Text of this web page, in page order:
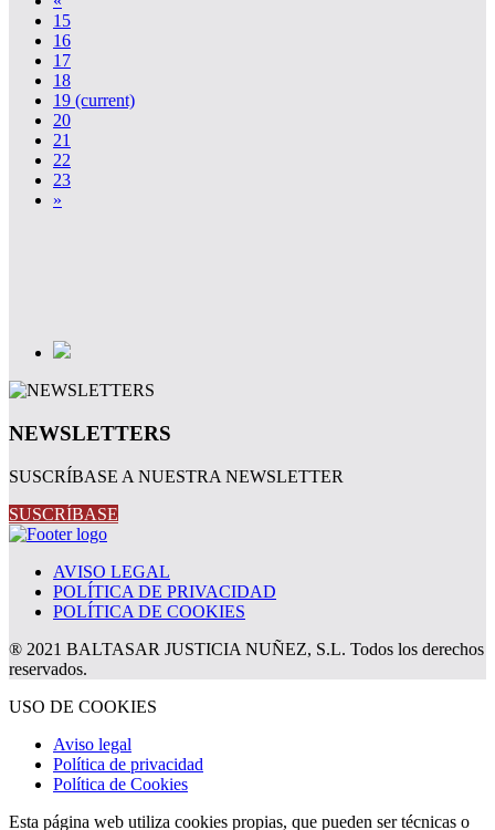
15
16
17
18
19 (current)
20
21
22
23
»
NEWSLETTERS
SUSCRÍBASE A NUESTRA NEWSLETTER
SUSCRÍBASE
AVISO LEGAL
POLÍTICA DE PRIVACIDAD
POLÍTICA DE COOKIES
® 2021 BALTASAR JUSTICIA NUÑEZ, S.L. Todos los derechos
reservados.
USO DE COOKIES
Aviso legal
Política de privacidad
Política de Cookies
Esta página web utiliza cookies propias, que pueden ser técnicas o